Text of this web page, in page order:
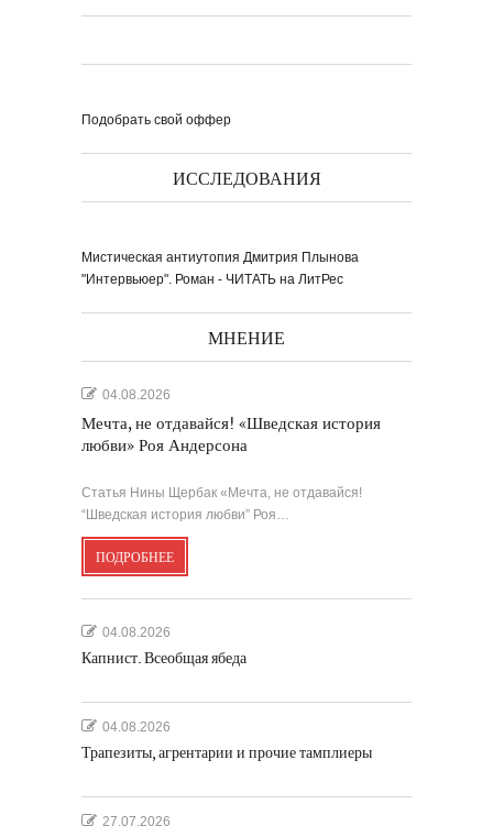
Подобрать свой оффер
ИССЛЕДОВАНИЯ
Мистическая антиутопия Дмитрия Плынова
"Интервьюер". Роман - ЧИТАТЬ на ЛитРес
МНЕНИЕ
04.08.2026
Мечта, не отдавайся! «Шведская история
любви» Роя Андерсона
Статья Нины Щербак «Мечта, не отдавайся!
“Шведская история любви” Роя…
ПОДРОБНЕЕ
04.08.2026
Капнист. Всеобщая ябеда
04.08.2026
Трапезиты, агрентарии и прочие тамплиеры
27.07.2026